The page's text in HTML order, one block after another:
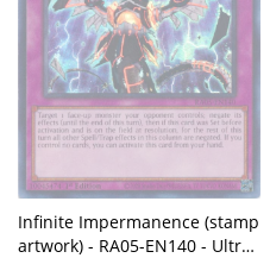
Infinite Impermanence (stamp
artwork) - RA05-EN140 - Ultra